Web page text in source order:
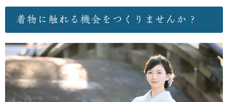
着物に触れる機会をつくりませんか？